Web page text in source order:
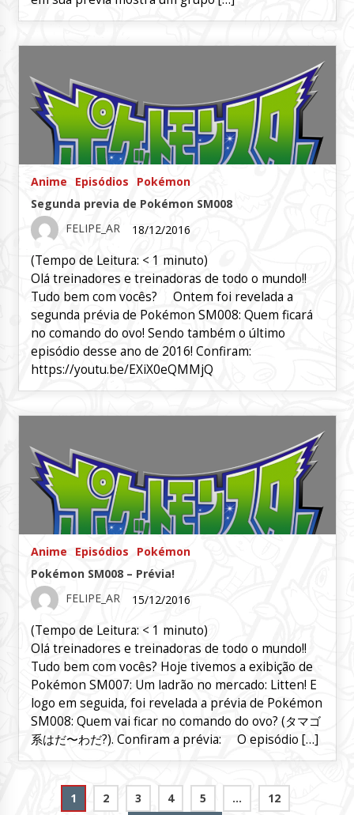
Anime Episódios
Pokémon
Segunda previa de Pokémon SM008
FELIPE_AR
18/12/2016
(Tempo de Leitura: < 1 minuto)
Olá treinadores e treinadoras de todo o mundo!!
Tudo bem com vocês? Ontem foi revelada a
segunda prévia de Pokémon SM008: Quem ficará
no comando do ovo! Sendo também o último
episódio desse ano de 2016! Confiram:
https://youtu.be/EXiX0eQMMjQ
Anime Episódios
Pokémon
Pokémon SM008 – Prévia!
FELIPE_AR
15/12/2016
(Tempo de Leitura: < 1 minuto)
Olá treinadores e treinadoras de todo o mundo!!
Tudo bem com vocês? Hoje tivemos a exibição de
Pokémon SM007: Um ladrão no mercado: Litten! E
logo em seguida, foi revelada a prévia de Pokémon
SM008: Quem vai ficar no comando do ovo? (タマゴ
系はだ〜わだ?). Confiram a prévia: O episódio […]
Paginação
1 2 3 4 5 …
12